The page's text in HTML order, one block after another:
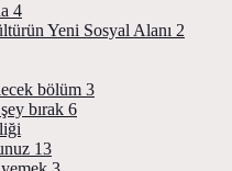
4
Yeni Sosyal Alanı 2
bölüm 3
bırak 6
13